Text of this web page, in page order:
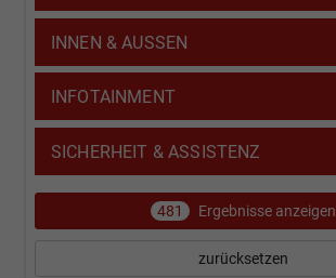
INNEN & AUSSEN
INFOTAINMENT
SICHERHEIT & ASSISTENZ
481 Ergebnisse anzeigen
zurücksetzen